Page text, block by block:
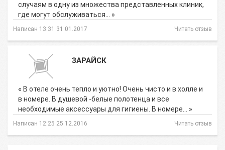
случаям в одну из множества представленных клиник,
где могут обслуживаться… »
Написан 13:31 31.01.2017 Читать отзыв
ЗАРАЙСК
« В отеле очень тепло и уютно! Очень чисто и в холле и
в номере. В душевой -белые полотенца и все
необходимые аксессуары для гигиены. В номере… »
Написан 12:25 25.12.2016 Читать отзыв